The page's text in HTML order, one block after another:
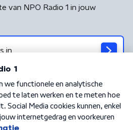
van NPO Radio 1 in jouw
Privacybeleid